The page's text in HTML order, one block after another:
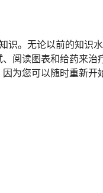
识。无论以前的知识
阅读图表和给药来治
为您可以随时重新开